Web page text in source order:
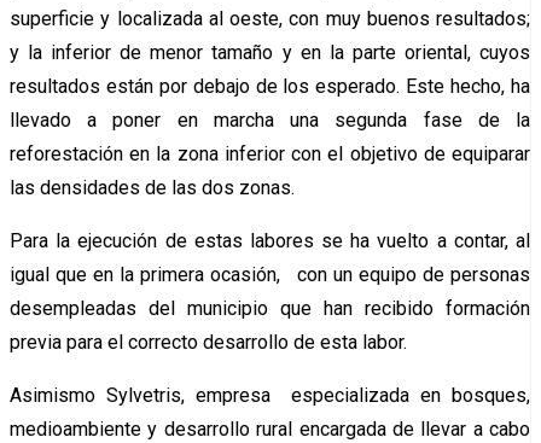
superficie y localizada al oeste, con muy buenos resultados;
y la inferior de menor tamaño y en la parte oriental, cuyos
resultados están por debajo de los esperado. Este hecho, ha
llevado a poner en marcha una segunda fase de la
reforestación en la zona inferior con el objetivo de equiparar
las densidades de las dos zonas.
Para la ejecución de estas labores se ha vuelto a contar, al
igual que en la primera ocasión, con un equipo de personas
desempleadas del municipio que han recibido formación
previa para el correcto desarrollo de esta labor.
Asimismo Sylvetris, empresa especializada en bosques,
medioambiente y desarrollo rural encargada de llevar a cabo